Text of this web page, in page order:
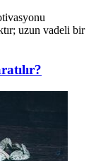
uzun vadeli bir